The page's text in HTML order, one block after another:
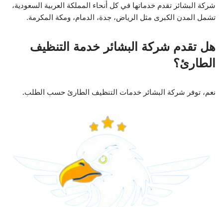
شركة البشائر تقدم خدماتها في كل أنحاء المملكة العربية السعودية،
تشمل المدن الكبرى مثل الرياض، جدة، الدمام، ومكة المكرمة.
هل تقدم شركة البشائر خدمة التنظيف
الطارئ؟
نعم، توفر شركة البشائر خدمات التنظيف الطارئ حسب الطلب.